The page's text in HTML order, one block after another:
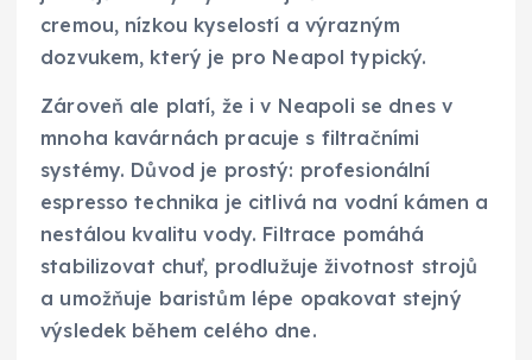
cremou, nízkou kyselostí a výrazným
dozvukem, který je pro Neapol typický.
Zároveň ale platí, že i v Neapoli se dnes v
mnoha kavárnách pracuje s filtračními
systémy. Důvod je prostý: profesionální
espresso technika je citlivá na vodní kámen a
nestálou kvalitu vody. Filtrace pomáhá
stabilizovat chuť, prodlužuje životnost strojů
a umožňuje baristům lépe opakovat stejný
výsledek během celého dne.